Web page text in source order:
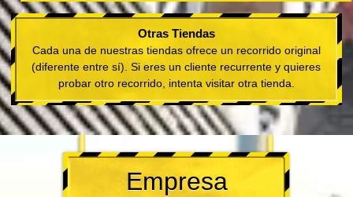
Otras Tiendas
Cada una de nuestras tiendas ofrece un recorrido original
(diferente entre sí). Si eres un cliente recurrente y quieres
probar otro recorrido, intenta visitar otra tienda.
Empresa